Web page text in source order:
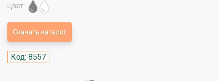
Цвет:
Скачать каталог
Код: 8557